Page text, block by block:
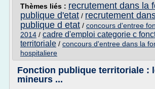
Thèmes liés : recrutement dans la
publique d'etat / recrutement
publique d etat / concours d'entree
2014 / cadre d'emploi categorie c
territoriale / concours d'entree dans la
hospitaliere
Fonction publique territoriale :
mineurs ...